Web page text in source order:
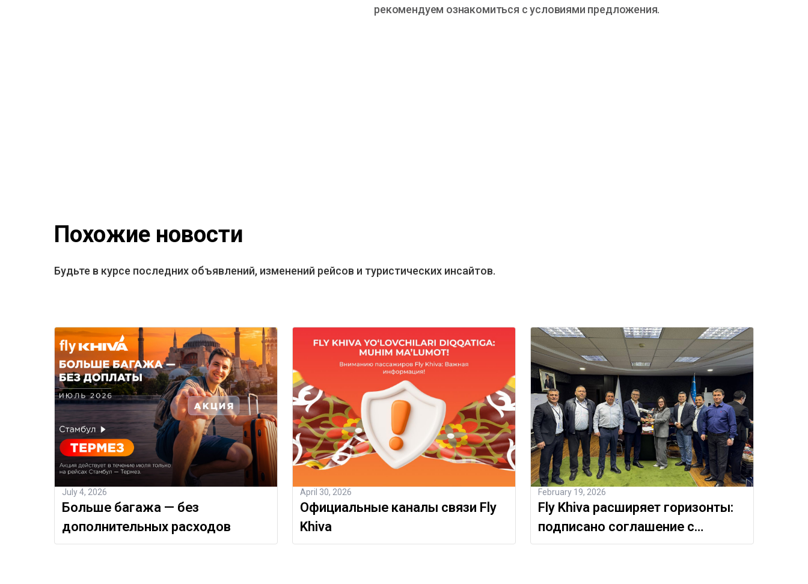
рекомендуем ознакомиться с условиями предложения.
Похожие новости
Будьте в курсе последних объявлений, изменений рейсов и туристических инсайтов.
July 4, 2026
Больше багажа — без
дополнительных расходов
April 30, 2026
Официальные каналы связи Fly
Khiva
February 19, 2026
Fly Khiva расширяет горизонты:
подписано соглашение с
Международным аэропортом